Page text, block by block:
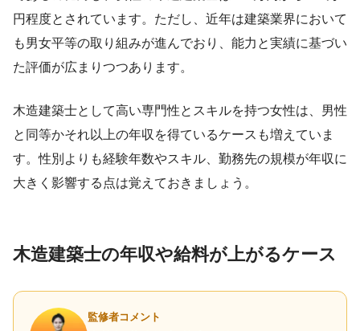
円程度とされています。ただし、近年は建築業界において
も男女平等の取り組みが進んでおり、能力と実績に基づい
た評価が広まりつつあります。
木造建築士として高い専門性とスキルを持つ女性は、男性
と同等かそれ以上の年収を得ているケースも増えていま
す。性別よりも経験年数やスキル、勤務先の規模が年収に
大きく影響する点は覚えておきましょう。
木造建築士の年収や給料が上がるケース
監修者コメント